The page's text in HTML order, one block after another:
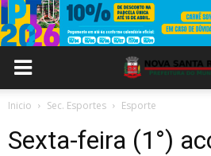
Inicio Sec. Esportes Esporte
Sexta-feira (1°)